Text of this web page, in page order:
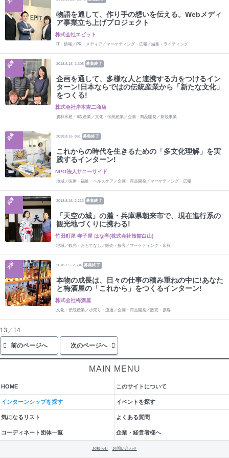
物語を通して、作り手の想いを伝える。Webメディ
ア事業立ち上げプロジェクト
株式会社エピット
IT・情報／PR・メディア／マーケティング・広報／編集・ライティング
兵庫 2018.8.16 1,308 募集終了
企画を通して、多様な人と連携する力をつけるイン
ターン!日本ならではの伝統産業から「新たな文化」
をつくる!
株式会社岸本吉二商店
農林水産・6次産業／文化・伝統産業／企画・商品開発／新規事業
兵庫 2018.8.16 861 募集終了
これからの時代を生きるための「多文化理解」を実
践するインターン!
NPO法人サニーサイド
地域／医療・福祉・ヘルスケア／企画・商品開発／マーケティング・広報
兵庫 2018.8.16 2,213 募集終了
「天空の城」の麓・兵庫県朝来市で、現在進行系の
観光地づくりに携わる!
竹田町屋 寺子屋 はな亭(株式会社旅館白山)
地域／観光・おもてなし／販売・接客／マーケティング・広報
大阪 2018.7.5 2,504 募集終了
本物の成長は、日々の仕事の積み重ねの中に!あなた
と梅酒屋の「これから」をつくるインターン!
株式会社梅酒屋
文化・伝統産業／小売り・流通／企画・商品開発／販売・接客
13／14
前のページへ 次のページへ
MAIN MENU
HOME このサイトについて
インターンシップを探す イベントを探す
気になるリスト よくある質問
コーディネート団体一覧 企業・経営者様へ
お知らせ お問い合わせ